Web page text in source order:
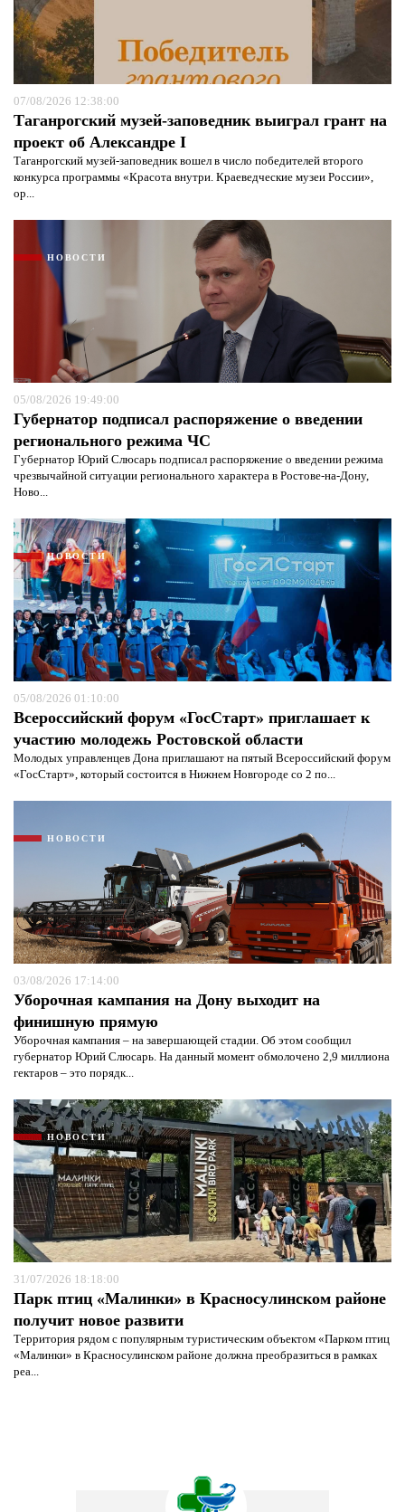
07/08/2026 12:38:00
Таганрогский музей-заповедник выиграл грант на
проект об Александре I
Таганрогский музей-заповедник вошел в число победителей второго
конкурса программы «Красота внутри. Краеведческие музеи России»,
ор...
НОВОСТИ
05/08/2026 19:49:00
Губернатор подписал распоряжение о введении
регионального режима ЧС
Губернатор Юрий Слюсарь подписал распоряжение о введении режима
чрезвычайной ситуации регионального характера в Ростове-на-Дону,
Ново...
НОВОСТИ
05/08/2026 01:10:00
Всероссийский форум «ГосСтарт» приглашает к
участию молодежь Ростовской области
Молодых управленцев Дона приглашают на пятый Всероссийский форум
«ГосСтарт», который состоится в Нижнем Новгороде со 2 по...
НОВОСТИ
03/08/2026 17:14:00
Уборочная кампания на Дону выходит на
финишную прямую
Уборочная кампания – на завершающей стадии. Об этом сообщил
губернатор Юрий Слюсарь. На данный момент обмолочено 2,9 миллиона
гектаров – это порядк...
НОВОСТИ
31/07/2026 18:18:00
Парк птиц «Малинки» в Красносулинском районе
получит новое развити
Территория рядом с популярным туристическим объектом «Парком птиц
«Малинки» в Красносулинском районе должна преобразиться в рамках
реа...
Я согласен сполитикой конфиденциальности и
защиты информации*
Я согласен с политикой конфиденциальности и
защиты информации*